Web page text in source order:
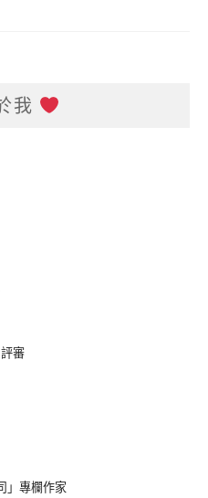
我
審
」專欄作家